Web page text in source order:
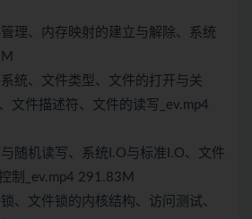
理、内存映射的建立与解除、系统
统、文件类型、文件的打开与关
文件描述符、文件的读写_ev.mp4
随机读写、系统I.O与标准I.O、文件
制_ev.mp4 291.83M
、文件锁的内核结构、访问测试、